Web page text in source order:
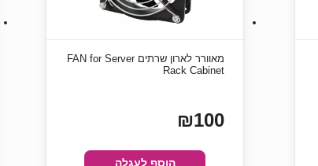
מאוורר לארון שרתים FAN for Server
Rack Cabinet
₪100
הוסף לעגלה